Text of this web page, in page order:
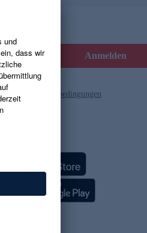
Anmelden
die Gutscheinbedingungen